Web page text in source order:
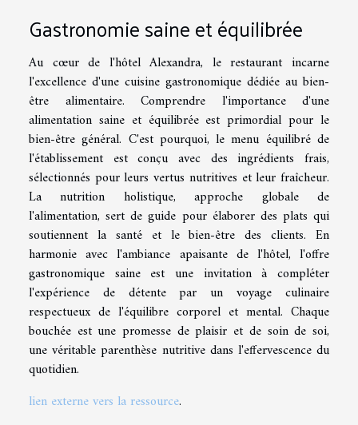
Gastronomie saine et équilibrée
Au cœur de l'hôtel Alexandra, le restaurant incarne
l'excellence d'une cuisine gastronomique dédiée au bien-
être alimentaire. Comprendre l'importance d'une
alimentation saine et équilibrée est primordial pour le
bien-être général. C'est pourquoi, le menu équilibré de
l'établissement est conçu avec des ingrédients frais,
sélectionnés pour leurs vertus nutritives et leur fraîcheur.
La nutrition holistique, approche globale de
l'alimentation, sert de guide pour élaborer des plats qui
soutiennent la santé et le bien-être des clients. En
harmonie avec l'ambiance apaisante de l'hôtel, l'offre
gastronomique saine est une invitation à compléter
l'expérience de détente par un voyage culinaire
respectueux de l'équilibre corporel et mental. Chaque
bouchée est une promesse de plaisir et de soin de soi,
une véritable parenthèse nutritive dans l'effervescence du
quotidien.
lien externe vers la ressource.